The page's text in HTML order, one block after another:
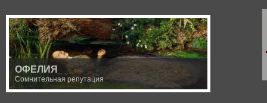
ОФЕЛИЯ
Сомнительная репутация